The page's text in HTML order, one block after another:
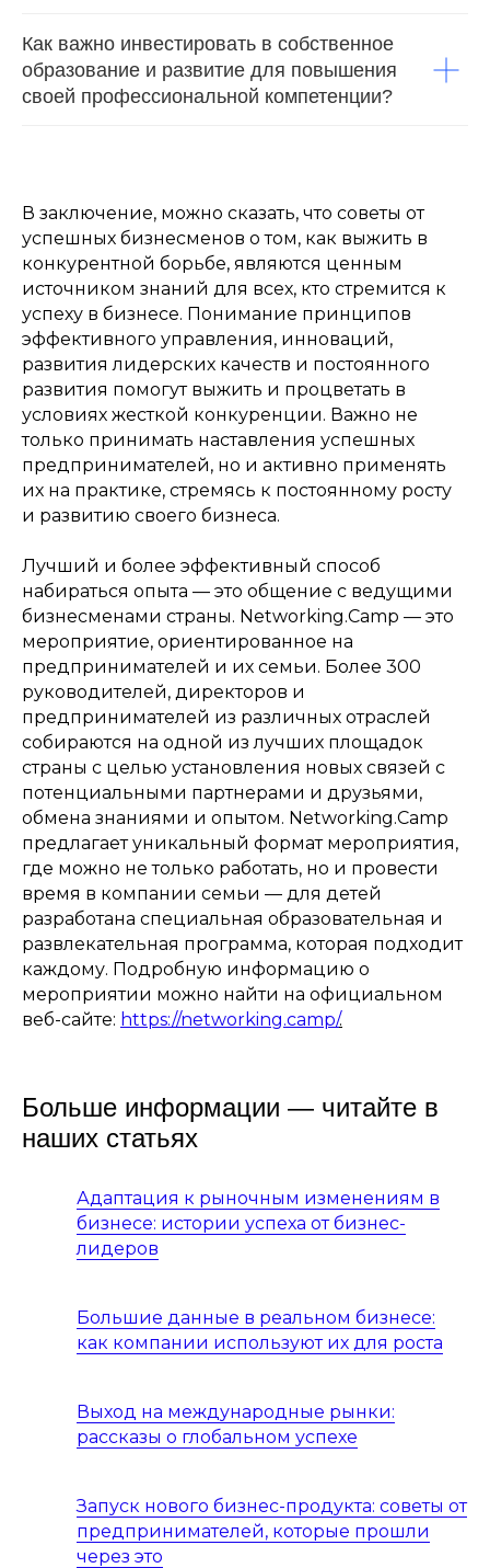
Как важно инвестировать в собственное
образование и развитие для повышения
своей профессиональной компетенции?
В заключение, можно сказать, что советы от
успешных бизнесменов о том, как выжить в
конкурентной борьбе, являются ценным
источником знаний для всех, кто стремится к
успеху в бизнесе. Понимание принципов
эффективного управления, инноваций,
развития лидерских качеств и постоянного
развития помогут выжить и процветать в
условиях жесткой конкуренции. Важно не
только принимать наставления успешных
предпринимателей, но и активно применять
их на практике, стремясь к постоянному росту
и развитию своего бизнеса.
Лучший и более эффективный способ
набираться опыта — это общение с ведущими
бизнесменами страны. Networking.Camp — это
мероприятие, ориентированное на
предпринимателей и их семьи. Более 300
руководителей, директоров и
предпринимателей из различных отраслей
собираются на одной из лучших площадок
страны с целью установления новых связей с
потенциальными партнерами и друзьями,
обмена знаниями и опытом. Networking.Camp
предлагает уникальный формат мероприятия,
где можно не только работать, но и провести
время в компании семьи — для детей
разработана специальная образовательная и
развлекательная программа, которая подходит
каждому. Подробную информацию о
мероприятии можно найти на официальном
веб-сайте: https://networking.camp/.
Больше информации — читайте в
наших статьях
Адаптация к рыночным изменениям в
бизнесе: истории успеха от бизнес-
лидеров
Большие данные в реальном бизнесе:
как компании используют их для роста
Выход на международные рынки:
рассказы о глобальном успехе
Запуск нового бизнес-продукта: советы от
предпринимателей, которые прошли
через это